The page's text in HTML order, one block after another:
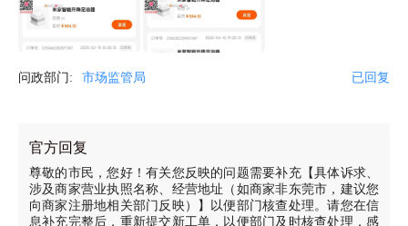
问政部门: 市场监管局 已回复
官方回复
尊敬的市民，您好！有关您反映的问题需要补充【具体诉求、
涉及商家营业执照名称、经营地址（如商家非东莞市，建议您
向商家注册地相关部门反映）】以便部门核查处理。请您在信
息补充完整后，重新提交新工单，以便部门及时核查处理，感